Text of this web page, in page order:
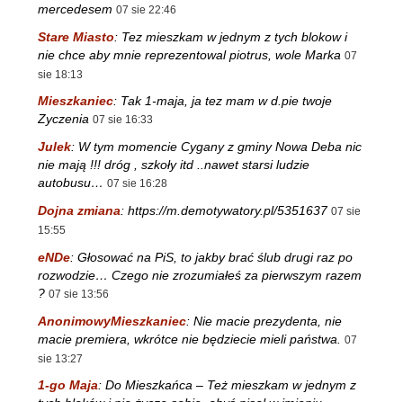
mercedesem 07 sie 22:46
Stare Miasto: Tez mieszkam w jednym z tych blokow i
nie chce aby mnie reprezentowal piotrus, wole Marka 07
sie 18:13
Mieszkaniec: Tak 1-maja, ja tez mam w d.pie twoje
Zyczenia 07 sie 16:33
Julek: W tym momencie Cygany z gminy Nowa Deba nic
nie mają !!! dróg , szkoły itd ..nawet starsi ludzie
autobusu… 07 sie 16:28
Dojna zmiana: https://m.demotywatory.pl/5351637 07 sie
15:55
eNDe: Głosować na PiS, to jakby brać ślub drugi raz po
rozwodzie… Czego nie zrozumiałeś za pierwszym razem
? 07 sie 13:56
AnonimowyMieszkaniec: Nie macie prezydenta, nie
macie premiera, wkrótce nie będziecie mieli państwa.
07
sie 13:27
1-go Maja: Do Mieszkańca – Też mieszkam w jednym z